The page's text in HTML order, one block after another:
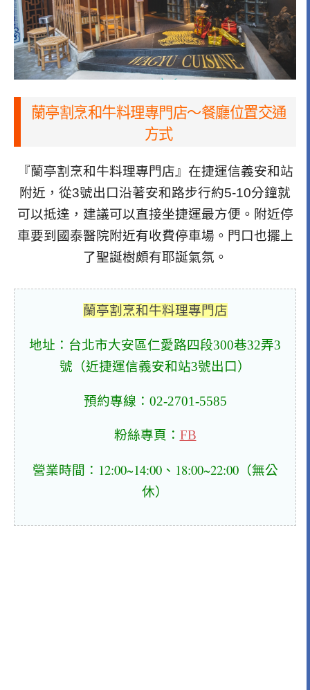
蘭亭割烹和牛料理專門店～餐廳位置交通
方式
『蘭亭割烹和牛料理專門店』在捷運信義安和站
附近，從3號出口沿著安和路步行約5-10分鐘就
可以抵達，建議可以直接坐捷運最方便。附近停
車要到國泰醫院附近有收費停車場。門口也擺上
了聖誕樹頗有耶誕氣氛。
蘭亭割烹和牛料理專門店
地址：台北市大安區仁愛路四段300巷32弄3
號（近捷運信義安和站3號出口）
預約專線：02-2701-5585
粉絲專頁： FB
營業時間：12:00~14:00、18:00~22:00（無公
休）